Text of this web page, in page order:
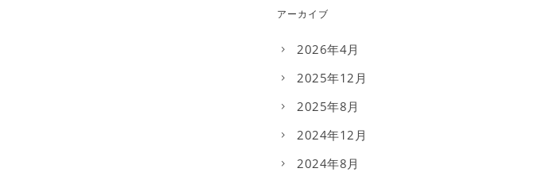
アーカイブ
2026年4月
2025年12月
2025年8月
2024年12月
2024年8月